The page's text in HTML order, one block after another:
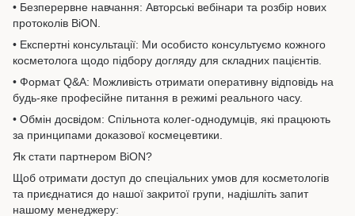
• Безперервне навчання: Авторські вебінари та розбір нових
протоколів BiON.
• Експертні консультації: Ми особисто консультуємо кожного
косметолога щодо підбору догляду для складних пацієнтів.
• Формат Q&A: Можливість отримати оперативну відповідь на
будь-яке професійне питання в режимі реального часу.
• Обмін досвідом: Спільнота колег-однодумців, які працюють
за принципами доказової космецевтики.
Як стати партнером BiON?
Щоб отримати доступ до спеціальних умов для косметологів
та приєднатися до нашої закритої групи, надішліть запит
нашому менеджеру: